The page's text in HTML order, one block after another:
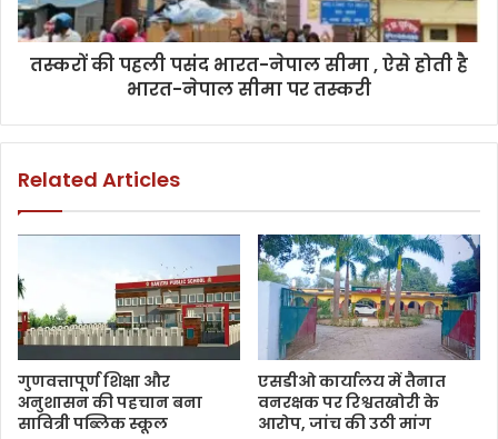
तस्करों की पहली पसंद भारत-नेपाल सीमा , ऐसे होती है
भारत-नेपाल सीमा पर तस्करी
Related Articles
गुणवत्तापूर्ण शिक्षा और
अनुशासन की पहचान बना
सावित्री पब्लिक स्कूल
एसडीओ कार्यालय में तैनात
वनरक्षक पर रिश्वतखोरी के
आरोप, जांच की उठी मांग